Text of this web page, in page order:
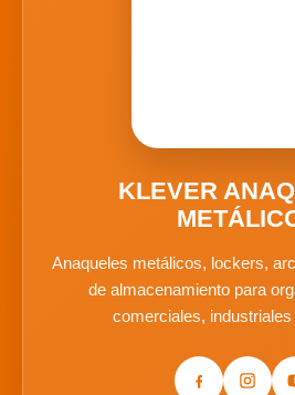
KLEVER
Anaqueles metálicos, lockers,
de almacenamiento para
comerciales, industriales